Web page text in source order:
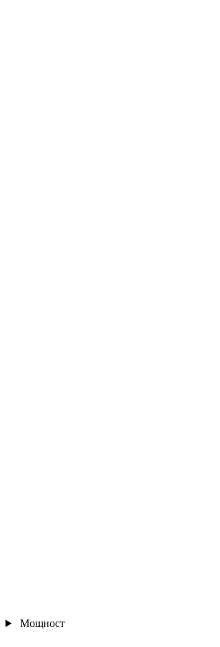
Мощност